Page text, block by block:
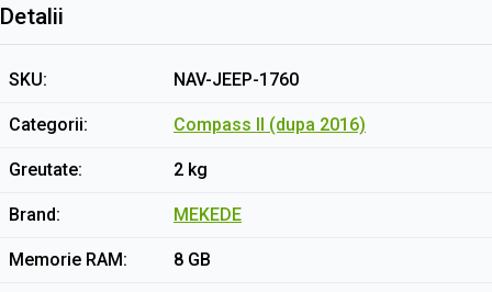
Detalii
SKU NAV-JEEP-1760
Categorii Compass II (dupa 2016)
Greutate 2 kg
Brand MEKEDE
Memorie RAM 8 GB